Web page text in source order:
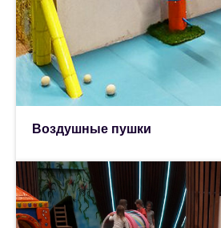
Воздушные пушки